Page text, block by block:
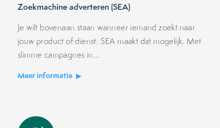
Zoekmachine adverteren (SEA)
Je wilt bovenaan staan wanneer iemand zoekt naar
jouw product of dienst. SEA maakt dat mogelijk. Met
slimme campagnes in...
Meer informatie